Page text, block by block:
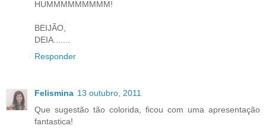
HUMMMMMMMMM!
BEIJÃO,
DEIA.......
Responder
Felismina 13 outubro, 2011
Que sugestão tão colorida, ficou com uma apresentação
fantastica!